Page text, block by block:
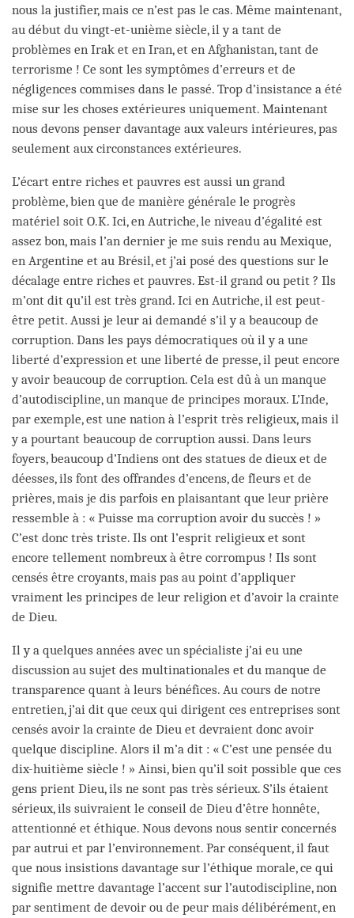
nous la justifier, mais ce n’est pas le cas. Même maintenant,
au début du vingt-et-unième siècle, il y a tant de
problèmes en Irak et en Iran, et en Afghanistan, tant de
terrorisme ! Ce sont les symptômes d’erreurs et de
négligences commises dans le passé. Trop d’insistance a été
mise sur les choses extérieures uniquement. Maintenant
nous devons penser davantage aux valeurs intérieures, pas
seulement aux circonstances extérieures.
L’écart entre riches et pauvres est aussi un grand
problème, bien que de manière générale le progrès
matériel soit O.K. Ici, en Autriche, le niveau d’égalité est
assez bon, mais l’an dernier je me suis rendu au Mexique,
en Argentine et au Brésil, et j’ai posé des questions sur le
décalage entre riches et pauvres. Est-il grand ou petit ? Ils
m’ont dit qu’il est très grand. Ici en Autriche, il est peut-
être petit. Aussi je leur ai demandé s’il y a beaucoup de
corruption. Dans les pays démocratiques où il y a une
liberté d’expression et une liberté de presse, il peut encore
y avoir beaucoup de corruption. Cela est dû à un manque
d’autodiscipline, un manque de principes moraux. L’Inde,
par exemple, est une nation à l’esprit très religieux, mais il
y a pourtant beaucoup de corruption aussi. Dans leurs
foyers, beaucoup d’Indiens ont des statues de dieux et de
déesses, ils font des offrandes d’encens, de fleurs et de
prières, mais je dis parfois en plaisantant que leur prière
ressemble à : « Puisse ma corruption avoir du succès ! »
C’est donc très triste. Ils ont l’esprit religieux et sont
encore tellement nombreux à être corrompus ! Ils sont
censés être croyants, mais pas au point d’appliquer
vraiment les principes de leur religion et d’avoir la crainte
de Dieu.
Il y a quelques années avec un spécialiste j’ai eu une
discussion au sujet des multinationales et du manque de
transparence quant à leurs bénéfices. Au cours de notre
entretien, j’ai dit que ceux qui dirigent ces entreprises sont
censés avoir la crainte de Dieu et devraient donc avoir
quelque discipline. Alors il m’a dit : « C’est une pensée du
dix-huitième siècle ! » Ainsi, bien qu’il soit possible que ces
gens prient Dieu, ils ne sont pas très sérieux. S’ils étaient
sérieux, ils suivraient le conseil de Dieu d’être honnête,
attentionné et éthique. Nous devons nous sentir concernés
par autrui et par l’environnement. Par conséquent, il faut
que nous insistions davantage sur l’éthique morale, ce qui
signifie mettre davantage l’accent sur l’autodiscipline, non
par sentiment de devoir ou de peur mais délibérément, en